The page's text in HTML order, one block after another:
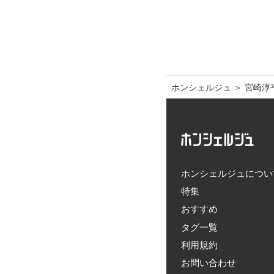
ホンシェルジュ ＞ 宮崎淳
ホンシェルジュにつ
特集
おすすめ
タグ一覧
利用規約
お問い合わせ